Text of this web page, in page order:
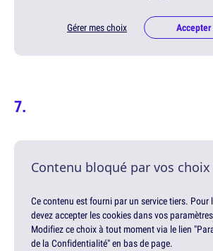
Gérer mes choix
Contenu bloqué par vos
Ce contenu est fourni par un service tiers. Pour
devez accepter les cookies dans vos
Modifiez ce choix à tout moment via le lien
de la Confidentialité" en bas de page.